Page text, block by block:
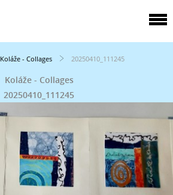
Koláže - Collages 20250410_111245
Koláže - Collages
20250410_111245